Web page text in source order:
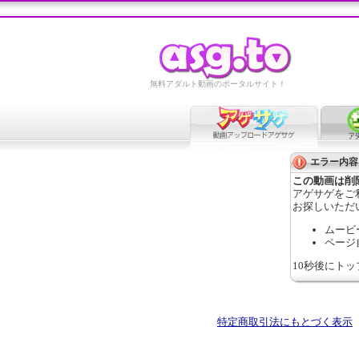
無料アダルト動画のポータルサイト！
エラー内容
この動画は削
アゲサゲをご
お探しいただ
ムービ
ページ
10秒後にト
特定商取引法にもとづく表示